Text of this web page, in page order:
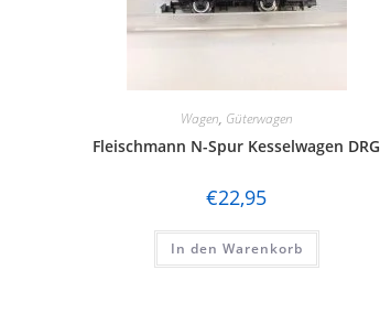
Wagen, Güterwagen
Fleischmann N-Spur Kesselwagen DRG
€22,95
In den Warenkorb